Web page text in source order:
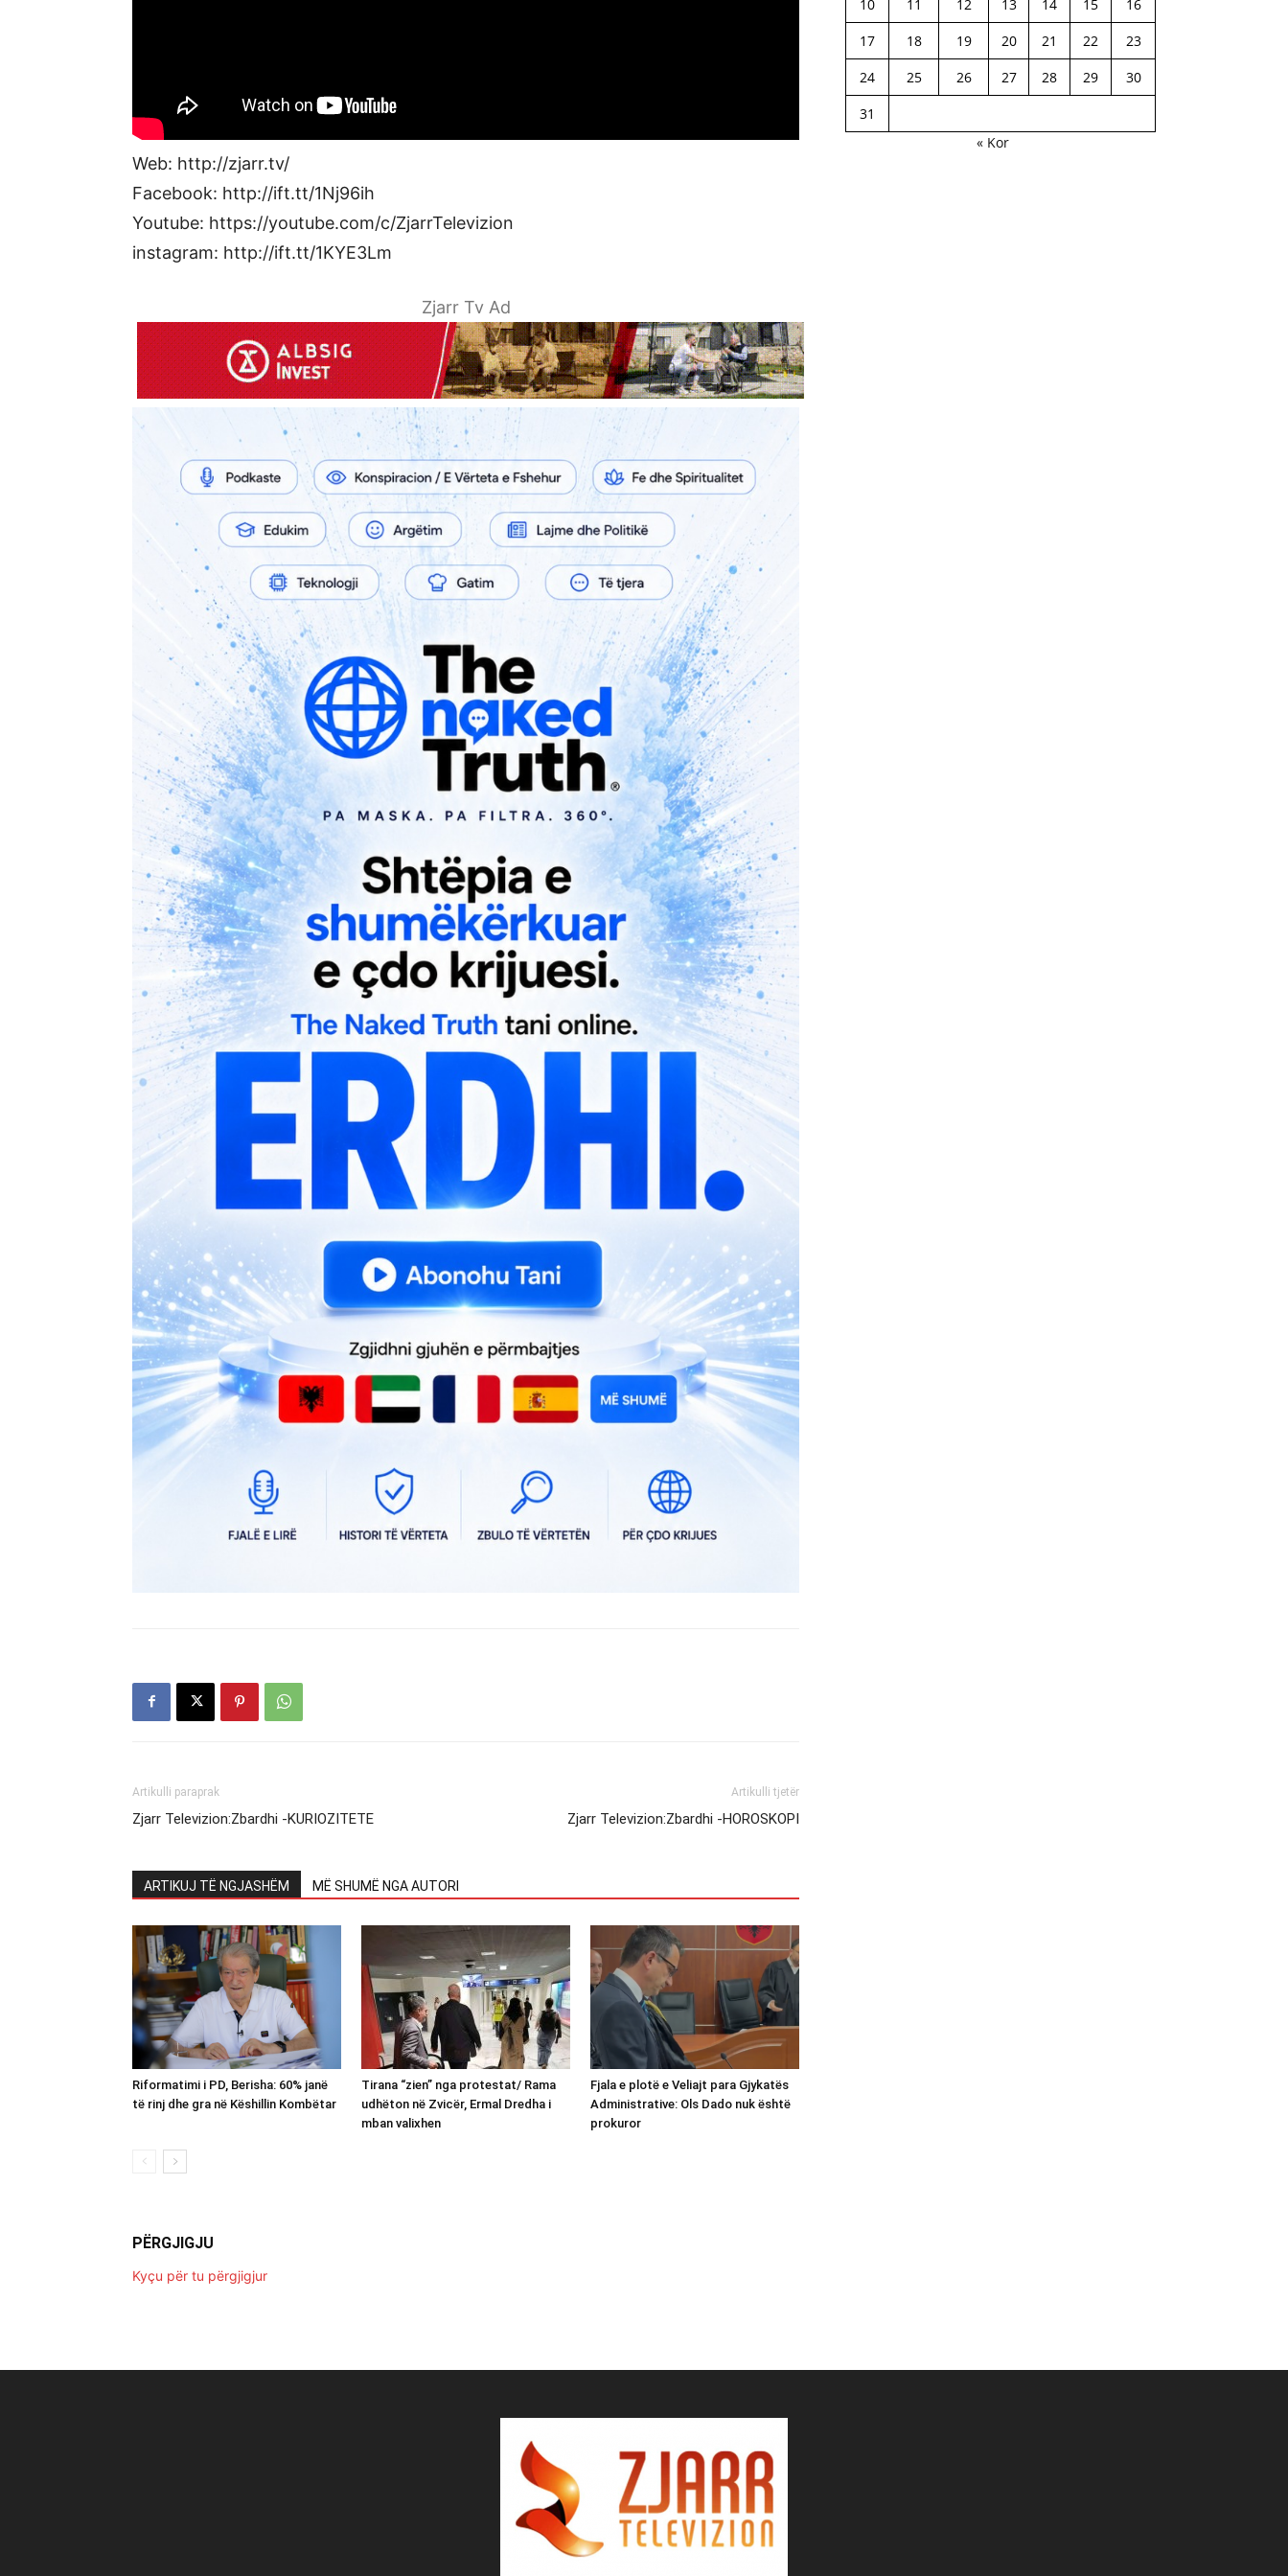
Web: http://zjarr.tv/
Facebook: http://ift.tt/1Nj96ih
Youtube: https://youtube.com/c/ZjarrTelevizion
instagram: http://ift.tt/1KYE3Lm
Zjarr Tv Ad
Artikulli paraprak
Zjarr Televizion:Zbardhi -KURIOZITETE
Artikulli tjetër
Zjarr Televizion:Zbardhi -HOROSKOPI
ARTIKUJ TË NGJASHËM MË SHUMË NGA AUTORI
Riformatimi i PD, Berisha: 60% janë
të rinj dhe gra në Këshillin Kombëtar
Tirana “zien” nga protestat/ Rama
udhëton në Zvicër, Ermal Dredha i
mban valixhen
Fjala e plotë e Veliajt para Gjykatës
Administrative: Ols Dado nuk është
prokuror
PËRGJIGJU
Kyçu për tu përgjigjur
10 11 12 13 14 15
16
17
18 19 20 21 22
23
24
25 26 27 28 29
30
31
« Kor